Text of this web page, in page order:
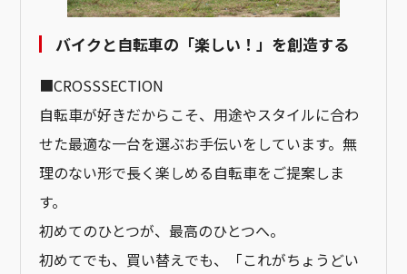
バイクと自転車の「楽しい！」を創造する
■CROSSSECTION
自転車が好きだからこそ、用途やスタイルに合わ
せた最適な一台を選ぶお手伝いをしています。無
理のない形で長く楽しめる自転車をご提案しま
す。
初めてのひとつが、最高のひとつへ。
初めてでも、買い替えでも、「これがちょうどい